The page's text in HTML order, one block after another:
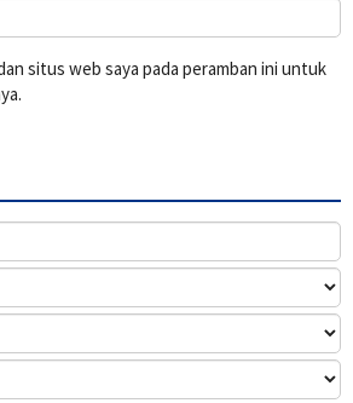
situs web saya pada peramban ini untuk